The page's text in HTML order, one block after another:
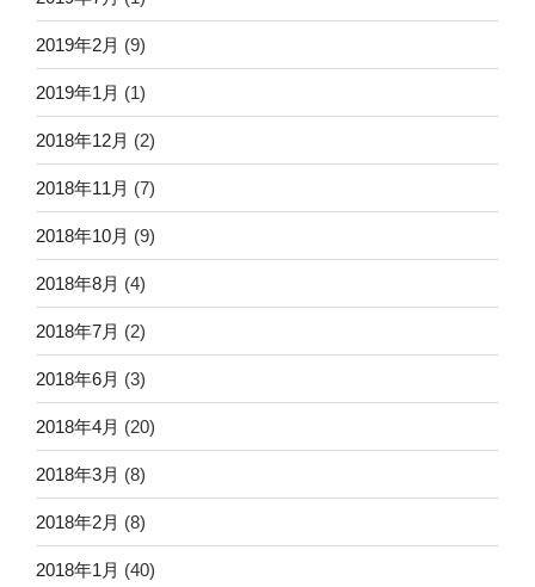
2019年2月 (9)
2019年1月 (1)
2018年12月 (2)
2018年11月 (7)
2018年10月 (9)
2018年8月 (4)
2018年7月 (2)
2018年6月 (3)
2018年4月 (20)
2018年3月 (8)
2018年2月 (8)
2018年1月 (40)